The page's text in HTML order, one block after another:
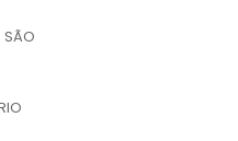
SÃO